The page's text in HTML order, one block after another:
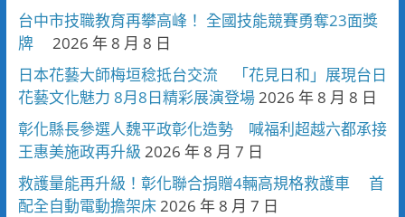
台中市技職教育再攀高峰！ 全國技能競賽勇奪23面獎
牌
2026 年 8 月 8 日
日本花藝大師梅垣稔抵台交流 「花見日和」展現台日
花藝文化魅力 8月8日精彩展演登場 2026 年 8 月 8 日
彰化縣長參選人魏平政彰化造勢 喊福利超越六都承接
王惠美施政再升級 2026 年 8 月 7 日
救護量能再升級！彰化聯合捐贈4輛高規格救護車 首
配全自動電動擔架床 2026 年 8 月 7 日